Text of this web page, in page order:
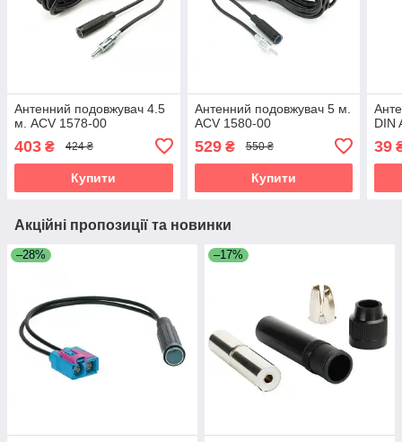
Антенний подовжувач 4.5
м. ACV 1578-00
403 ₴ 424 ₴
Купити
Антенний подовжувач 5 м.
ACV 1580-00
529₴ 550 ₴
Купити
DIN
39
Акційні пропозиції та новинки
–28% –17%